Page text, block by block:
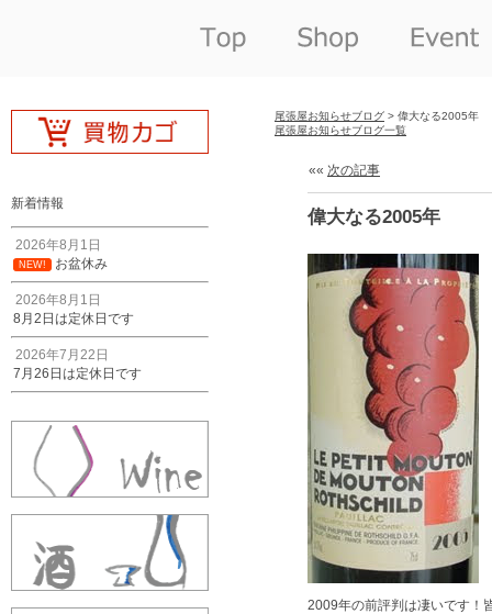
新着情報
2026年8月1日
NEW! お盆休み
2026年8月1日
8月2日は定休日です
2026年7月22日
7月26日は定休日です
尾張屋お知らせブログ > 偉大なる2005年
尾張屋お知らせブログ一覧
«« 次の記事
偉大なる2005年
2009年の前評判は凄いです！